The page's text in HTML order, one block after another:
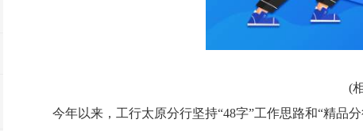
(
今年以来，工行太原分行坚持“48字”工作思路和“精品